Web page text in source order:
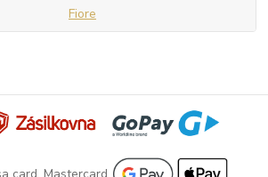
Fiore